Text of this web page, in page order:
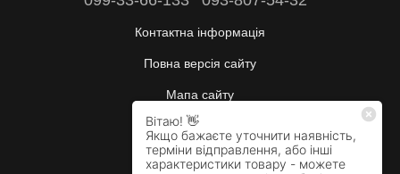
Контактна інформація
Повна версія сайту
Мапа сайту
Будні: 10:00–17:00
Сб:вихідний